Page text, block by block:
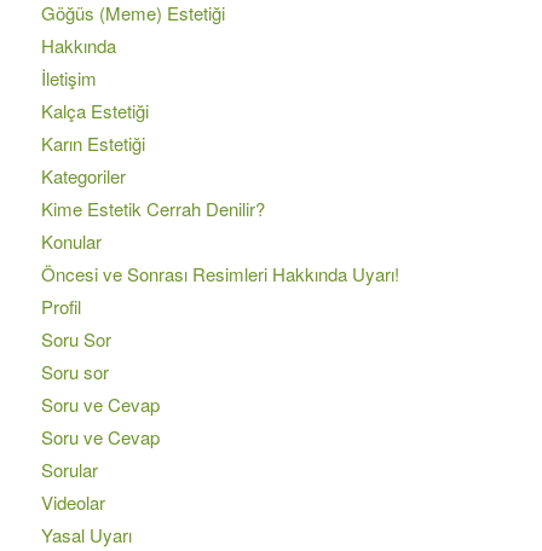
Göğüs (Meme) Estetiği
Hakkında
İletişim
Kalça Estetiği
Karın Estetiği
Kategoriler
Kime Estetik Cerrah Denilir?
Konular
Öncesi ve Sonrası Resimleri Hakkında Uyarı!
Profil
Soru Sor
Soru sor
Soru ve Cevap
Soru ve Cevap
Sorular
Videolar
Yasal Uyarı